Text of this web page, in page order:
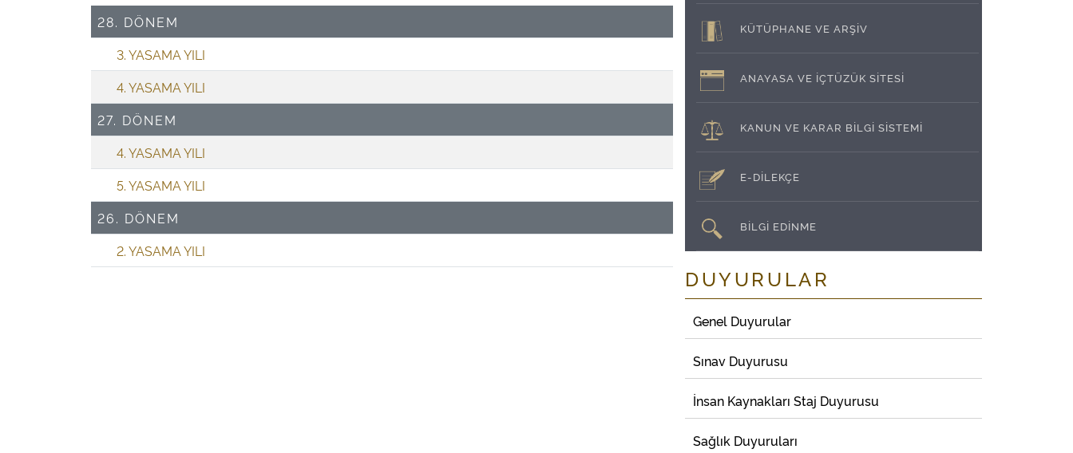
28. DÖNEM
3. YASAMA YILI
4. YASAMA YILI
27. DÖNEM
4. YASAMA YILI
5. YASAMA YILI
26. DÖNEM
2. YASAMA YILI
KÜTÜPHANE VE ARŞİV
ANAYASA VE İÇTÜZÜK SİTESİ
KANUN VE KARAR BİLGİ SİSTEMİ
E-DİLEKÇE
BİLGİ EDİNME
DUYURULAR
Genel Duyurular
Sınav Duyurusu
İnsan Kaynakları Staj Duyurusu
Sağlık Duyuruları